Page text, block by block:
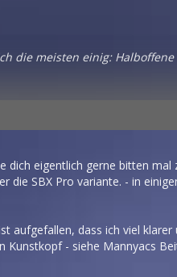
die meisten einig:
dich eigentlich gerne bitten
die SBX Pro variante. - in
aufgefallen, dass ich viel
- siehe Mannyacs